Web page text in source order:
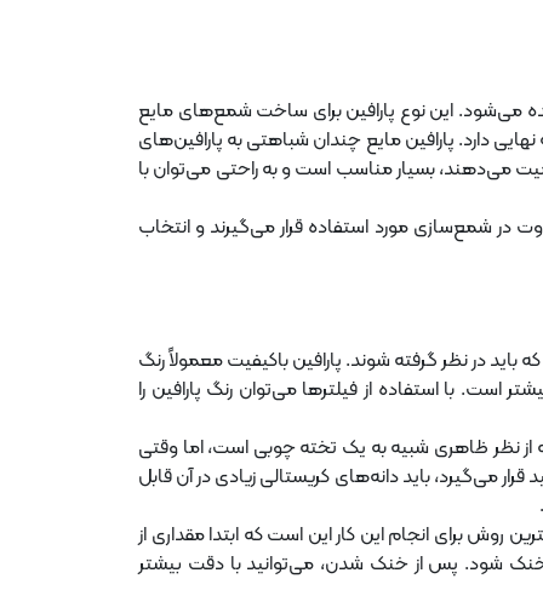
می‌شود. این نوع پارافین برای ساخت شمع‌های مایع
دارد. پارافین مایع چندان شباهتی به پارافین‌های
می‌دهند، بسیار مناسب است و به راحتی می‌توان با
در شمع‌سازی مورد استفاده قرار می‌گیرند و انتخاب
باید در نظر گرفته شوند. پارافین باکیفیت معمولاً رنگ
است. با استفاده از فیلترها می‌توان رنگ پارافین را
از نظر ظاهری شبیه به یک تخته چوبی است، اما وقتی
می‌گیرد، باید دانه‌های کریستالی زیادی در آن قابل
برای انجام این کار این است که ابتدا مقداری از
خنک شود. پس از خنک شدن، می‌توانید با دقت بیشتر